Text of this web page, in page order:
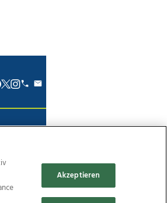
Akzeptieren